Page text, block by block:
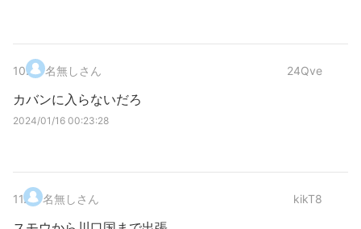
10. 名無しさん 24Qve
カバンに入らないだろ
2024/01/16 00:23:28
11. 名無しさん kikT8